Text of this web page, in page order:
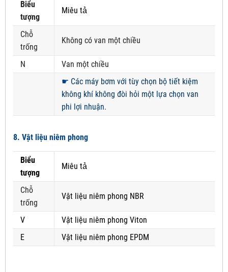
Biểu
tượng
Miêu tả
Chỗ
trống
Không có van một chiều
N
Van một chiều
☛ Các máy bơm với tùy chọn bộ tiết kiệm
không khí không đòi hỏi một lựa chọn van
phi lợi nhuận.
8. Vật liệu niêm phong
Biểu
tượng
Miêu tả
Chỗ
trống
Vật liệu niêm phong NBR
V
Vật liệu niêm phong Viton
E
Vật liệu niêm phong EPDM